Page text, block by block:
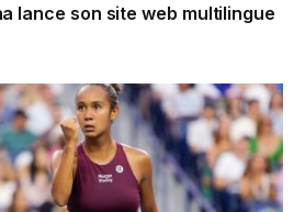
lance son site web multilingue